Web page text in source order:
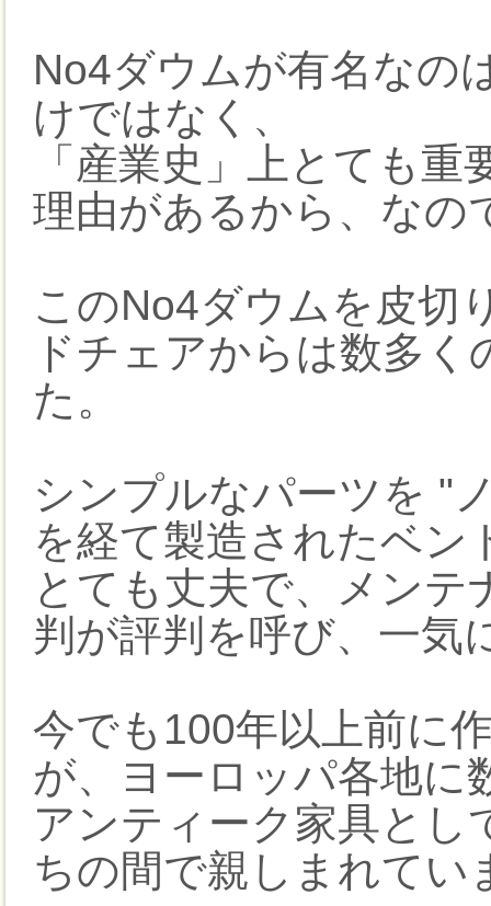
No4ダウムが有名なの
けではなく、
「産業史」上とても
理由があるから、なの
このNo4ダウムを皮切
ドチェアからは数多
た。
シンプルなパーツを "
を経て製造されたベン
とても丈夫で、メンテ
判が評判を呼び、一気
今でも100年以上前に
が、ヨーロッパ各地に
アンティーク家具とし
ちの間で親しまれてい